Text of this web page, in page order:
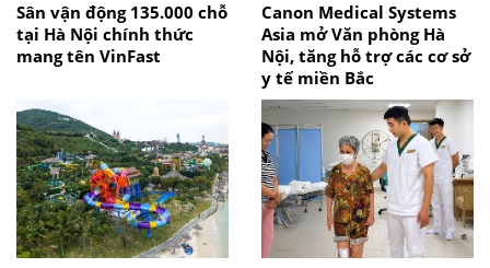
Sân vận động 135.000 chỗ
tại Hà Nội chính thức
mang tên VinFast
Canon Medical Systems
Asia mở Văn phòng Hà
Nội, tăng hỗ trợ các cơ sở
y tế miền Bắc